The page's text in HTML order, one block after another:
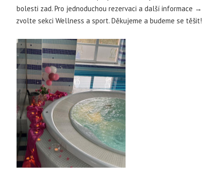
bolesti zad. Pro jednoduchou rezervaci a další informace →
zvolte sekci Wellness a sport. Děkujeme a budeme se těšit!